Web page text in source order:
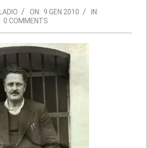
ON: 9 GEN 2010
IN:
0 COMMENTS